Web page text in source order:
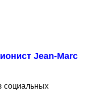
Jean-Marc
социальных